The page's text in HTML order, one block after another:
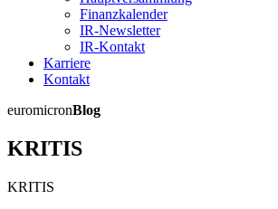
Finanzkalender
IR-Newsletter
IR-Kontakt
Karriere
Kontakt
euromicronBlog
KRITIS
KRITIS